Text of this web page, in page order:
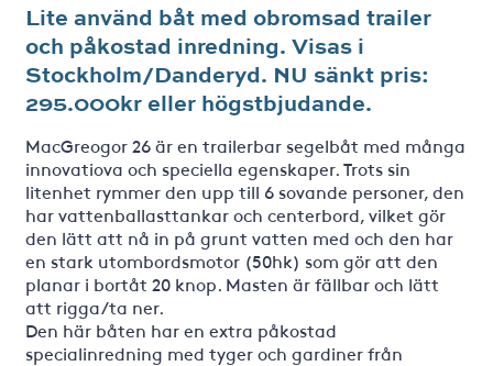
Lite använd båt med obromsad trailer
och påkostad inredning. Visas i
Stockholm/Danderyd. NU sänkt pris:
295.000kr eller högstbjudande.
MacGreogor 26 är en trailerbar segelbåt med många
innovatiova och speciella egenskaper. Trots sin
litenhet rymmer den upp till 6 sovande personer, den
har vattenballasttankar och centerbord, vilket gör
den lätt att nå in på grunt vatten med och den har
en stark utombordsmotor (50hk) som gör att den
planar i bortåt 20 knop. Masten är fällbar och lätt
att rigga/ta ner.
Den här båten har en extra påkostad
specialinredning med tyger och gardiner från